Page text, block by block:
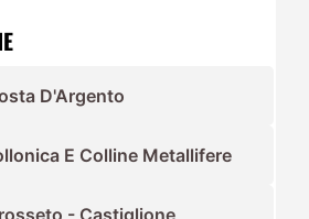
D'Argento
E Colline Metallifere